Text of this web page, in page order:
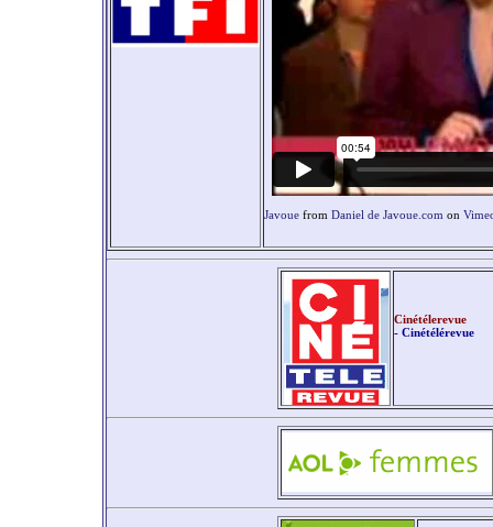
Javouefrom Daniel de Javoue.com on
Cinétélerevue
- Cinétélérevue